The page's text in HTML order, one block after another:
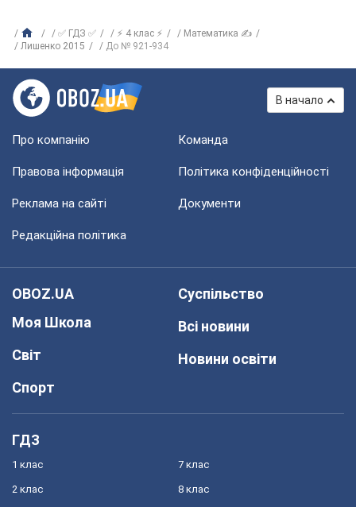
✅ ГДЗ ✅ ⚡ 4 клас ⚡
Математика ✍
Лишенко 2015
До № 921-934
В начало
Про компанію Команда
Правова інформація Політика конфіденційності
Реклама на сайті Документи
Редакційна політика
OBOZ.UA
Моя Школа
Світ
Спорт
Суспільство
Всі новини
Новини освіти
ГДЗ
1 клас
2 клас
7 клас
8 клас